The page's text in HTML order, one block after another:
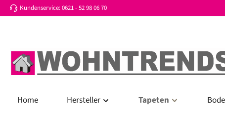
Hauptinhalt springen
Zur Suche springen
Zur Hauptnavigation springen
Kundenservice: 0621 - 52 98 06 70
Home Hersteller Tapeten